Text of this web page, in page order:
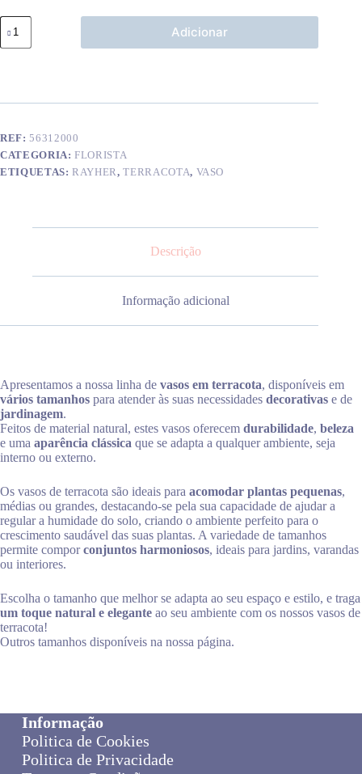
Quantidade
de
Vaso
Adicionar
REF:56312000
CATEGORIA:FLORISTA
ETIQUETAS:RAYHER,TERRACOTA, VASO
Descrição
Informação adicional
Apresentamos a nossa linha de vasos em terracota, disponíveis em
vários tamanhos para atender às suas necessidades decorativas e de
jardinagem.
Feitos de material natural, estes vasos oferecem durabilidade, beleza
e uma aparência clássica que se adapta a qualquer ambiente, seja
interno ou externo.
Os vasos de terracota são ideais para acomodar plantas pequenas,
médias ou grandes, destacando-se pela sua capacidade de ajudar a
regular a humidade do solo, criando o ambiente perfeito para o
crescimento saudável das suas plantas. A variedade de tamanhos
permite comporconjuntos harmoniosos, ideais para jardins, varandas
ou interiores.
Escolha o tamanho que melhor se adapta ao seu espaço e estilo, e traga
um toque natural e elegante ao seu ambiente com os nossos vasos de
terracota!
Outros tamanhos disponíveis na nossa página.
Informação
Politica de Cookies
Politica de Privacidade